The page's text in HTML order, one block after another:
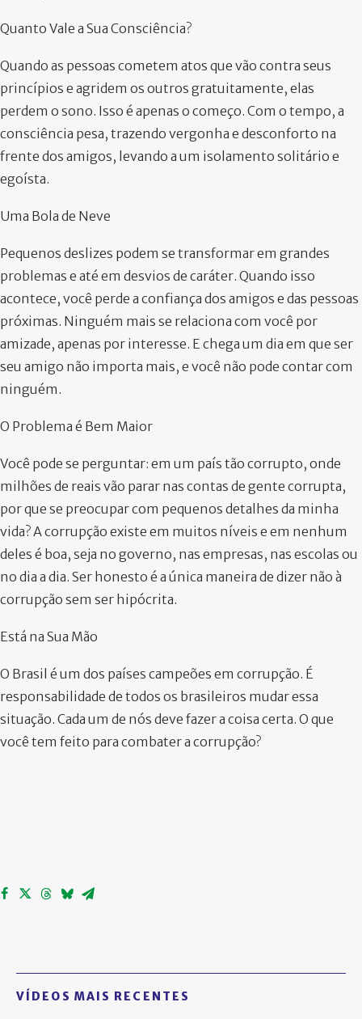
Quanto Vale a Sua Consciência?
Quando as pessoas cometem atos que vão contra seus
princípios e agridem os outros gratuitamente, elas
perdem o sono. Isso é apenas o começo. Com o tempo, a
consciência pesa, trazendo vergonha e desconforto na
frente dos amigos, levando a um isolamento solitário e
egoísta.
Uma Bola de Neve
Pequenos deslizes podem se transformar em grandes
problemas e até em desvios de caráter. Quando isso
acontece, você perde a confiança dos amigos e das pessoas
próximas. Ninguém mais se relaciona com você por
amizade, apenas por interesse. E chega um dia em que ser
seu amigo não importa mais, e você não pode contar com
ninguém.
O Problema é Bem Maior
Você pode se perguntar: em um país tão corrupto, onde
milhões de reais vão parar nas contas de gente corrupta,
por que se preocupar com pequenos detalhes da minha
vida? A corrupção existe em muitos níveis e em nenhum
deles é boa, seja no governo, nas empresas, nas escolas ou
no dia a dia. Ser honesto é a única maneira de dizer não à
corrupção sem ser hipócrita.
Está na Sua Mão
O Brasil é um dos países campeões em corrupção. É
responsabilidade de todos os brasileiros mudar essa
situação. Cada um de nós deve fazer a coisa certa. O que
você tem feito para combater a corrupção?
VÍDEOS MAIS RECENTES